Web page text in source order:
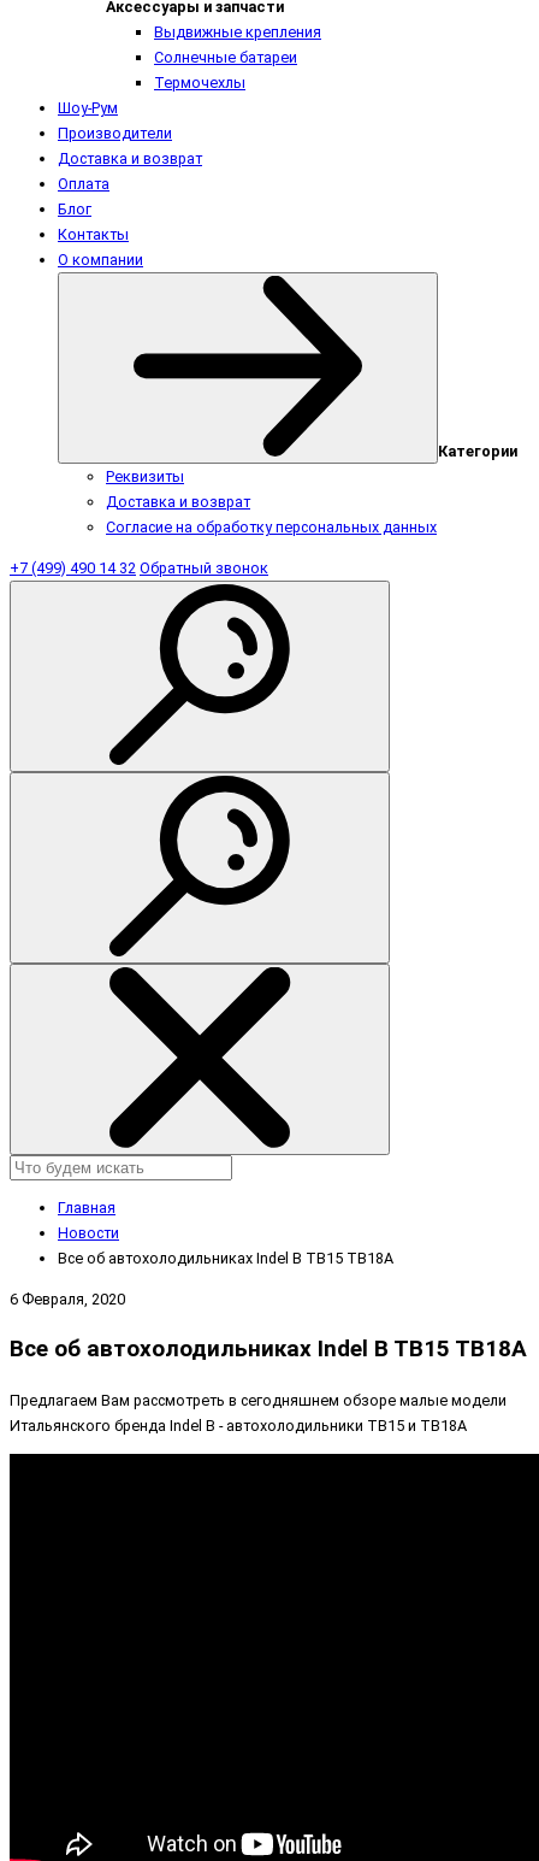
Аксессуары и запчасти
Выдвижные крепления
Солнечные батареи
Термочехлы
Шоу-Рум
Производители
Доставка и возврат
Оплата
Блог
Контакты
О компании
Категории
Реквизиты
Доставка и возврат
Согласие на обработку персональных данных
+7 (499) 490 14 32 Обратный звонок
Главная
Новости
Все об автохолодильниках Indel B TB15 TB18A
6 Февраля, 2020
Все об автохолодильниках Indel B TB15 TB18A
Предлагаем Вам рассмотреть в сегодняшнем обзоре малые модели
Итальянского бренда Indel B - автохолодильники TB15 и TB18A